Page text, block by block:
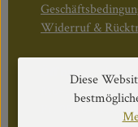
Widerruf &
Öffnungszeiten:
Mo–Do:
Fr: 08:30–12:30
Diese